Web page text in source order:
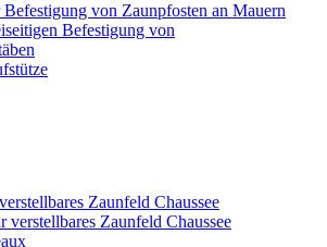
von Zaunpfosten an Mauern
Befestigung von
Zaunfeld Chaussee
verstellbares Zaunfeld Chaussee